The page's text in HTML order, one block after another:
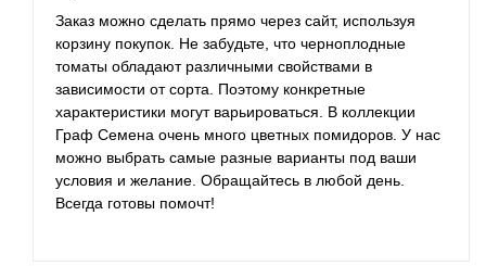
Заказ можно сделать прямо через сайт, используя
корзину покупок. Не забудьте, что черноплодные
томаты обладают различными свойствами в
зависимости от сорта. Поэтому конкретные
характеристики могут варьироваться. В коллекции
Граф Семена очень много цветных помидоров. У нас
можно выбрать самые разные варианты под ваши
условия и желание. Обращайтесь в любой день.
Всегда готовы помочт!